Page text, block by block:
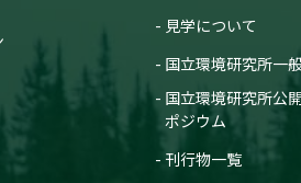
者クラブ、環境記者会、京都大学記者
2025年7月31日
「＃適応しよう」キャンペ
—地球沸騰化時代に快適に
暮らすための行動「適応セ
見学について
国立環境研究所一
国立環境研究所公
ポジウム
刊行物一覧